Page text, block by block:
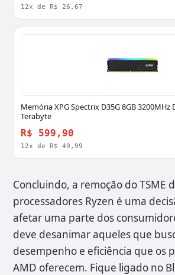
12x de R$ 26,67
Memória XPG Spectrix D35G 8GB 3200MHz
Terabyte
R$ 599,90
12x de R$ 49,99
Concluindo, a remoção do TSME
processadores Ryzen é uma
afetar uma parte dos
deve desanimar aqueles que
desempenho e eficiência que os
AMD oferecem. Fique ligado no